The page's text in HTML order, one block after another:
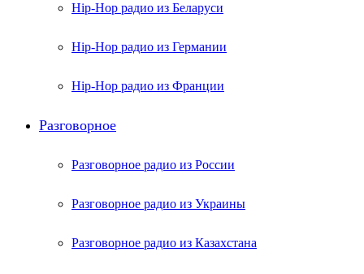
Hip-Hop радио из Беларуси
Hip-Hop радио из Германии
Hip-Hop радио из Франции
Разговорное
Разговорное радио из России
Разговорное радио из Украины
Разговорное радио из Казахстана